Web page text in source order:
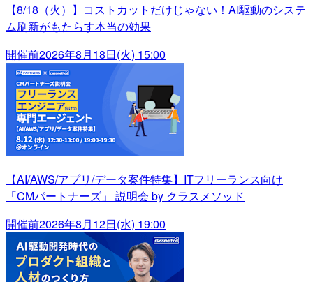
【8/18（火）】コストカットだけじゃない！AI駆動のシステ
ム刷新がもたらす本当の効果
開催前2026年8月18日(火) 15:00
【AI/AWS/アプリ/データ案件特集】ITフリーランス向け
「CMパートナーズ」 説明会 by クラスメソッド
開催前2026年8月12日(水) 19:00